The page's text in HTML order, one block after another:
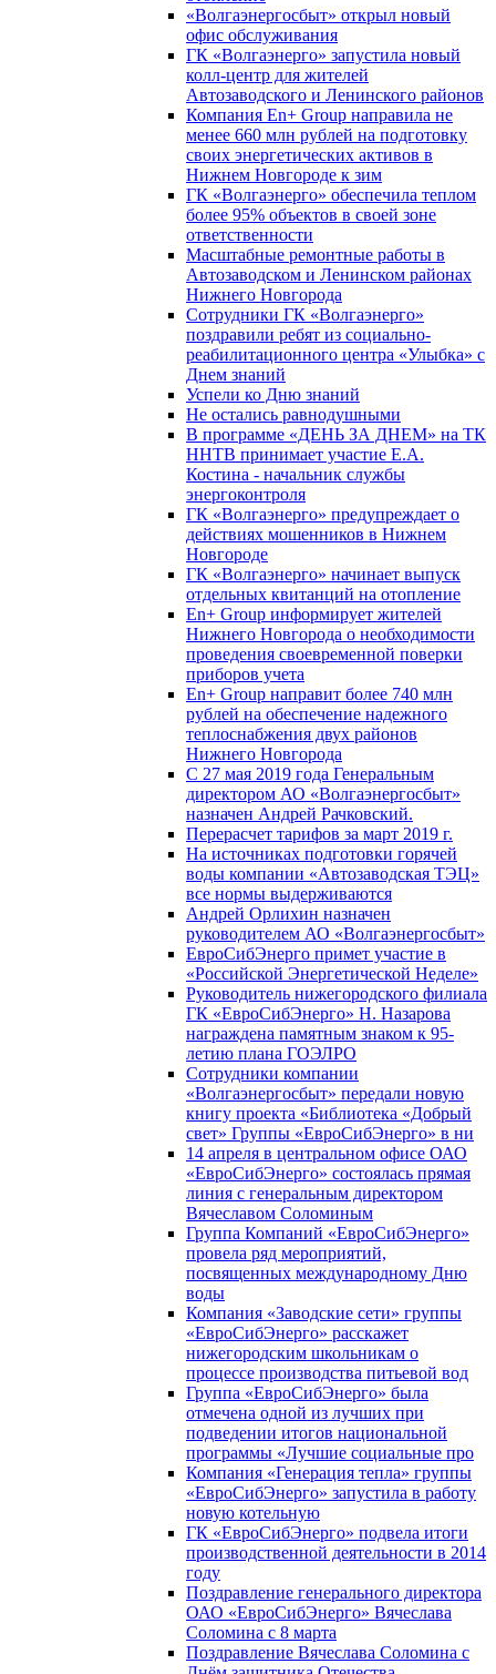
«Волгаэнергосбыт» открыл новый
офис обслуживания
ГК «Волгаэнерго» запустила новый
колл-центр для жителей
Автозаводского и Ленинского районов
Компания En+ Group направила не
менее 660 млн рублей на подготовку
своих энергетических активов в
Нижнем Новгороде к зим
ГК «Волгаэнерго» обеспечила теплом
более 95% объектов в своей зоне
ответственности
Масштабные ремонтные работы в
Автозаводском и Ленинском районах
Нижнего Новгорода
Сотрудники ГК «Волгаэнерго»
поздравили ребят из социально-
реабилитационного центра «Улыбка» с
Днем знаний
Успели ко Дню знаний
Не остались равнодушными
В программе «ДЕНЬ ЗА ДНЕМ» на ТК
ННТВ принимает участие Е.А.
Костина - начальник службы
энергоконтроля
ГК «Волгаэнерго» предупреждает о
действиях мошенников в Нижнем
Новгороде
ГК «Волгаэнерго» начинает выпуск
отдельных квитанций на отопление
En+ Group информирует жителей
Нижнего Новгорода о необходимости
проведения своевременной поверки
приборов учета
En+ Group направит более 740 млн
рублей на обеспечение надежного
теплоснабжения двух районов
Нижнего Новгорода
С 27 мая 2019 года Генеральным
директором АО «Волгаэнергосбыт»
назначен Андрей Рачковский.
Перерасчет тарифов за март 2019 г.
На источниках подготовки горячей
воды компании «Автозаводская ТЭЦ»
все нормы выдерживаются
Андрей Орлихин назначен
руководителем АО «Волгаэнергосбыт»
ЕвроСибЭнерго примет участие в
«Российской Энергетической Неделе»
Руководитель нижегородского филиала
ГК «ЕвроСибЭнерго» Н. Назарова
награждена памятным знаком к 95-
летию плана ГОЭЛРО
Сотрудники компании
«Волгаэнергосбыт» передали новую
книгу проекта «Библиотека «Добрый
свет» Группы «ЕвроСибЭнерго» в ни
14 апреля в центральном офисе ОАО
«ЕвроСибЭнерго» состоялась прямая
линия с генеральным директором
Вячеславом Соломиным
Группа Компаний «ЕвроСибЭнерго»
провела ряд мероприятий,
посвященных международному Дню
воды
Компания «Заводские сети» группы
«ЕвроСибЭнерго» расскажет
нижегородским школьникам о
процессе производства питьевой вод
Группа «ЕвроСибЭнерго» была
отмечена одной из лучших при
подведении итогов национальной
программы «Лучшие социальные про
Компания «Генерация тепла» группы
«ЕвроСибЭнерго» запустила в работу
новую котельную
ГК «ЕвроСибЭнерго» подвела итоги
производственной деятельности в 2014
году
Поздравление генерального директора
ОАО «ЕвроСибЭнерго» Вячеслава
Соломина с 8 марта
Поздравление Вячеслава Соломина с